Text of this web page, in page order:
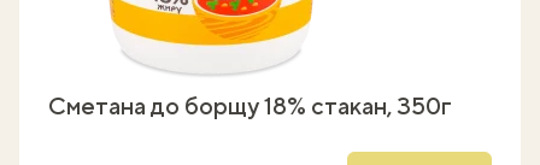
Сметана до борщу 18% стакан, 350г